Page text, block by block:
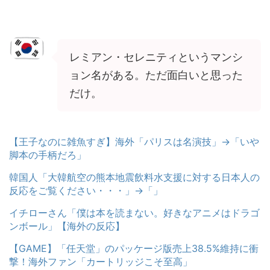
レミアン・セレニティというマンシ
ョン名がある。ただ面白いと思った
だけ。
【王子なのに雑魚すぎ】海外「パリスは名演技」→「いや
脚本の手柄だろ」
韓国人「大韓航空の熊本地震飲料水支援に対する日本人の
反応をご覧ください・・・」→「」
イチローさん「僕は本を読まない。好きなアニメはドラゴ
ンボール」【海外の反応】
【GAME】「任天堂」のパッケージ版売上38.5%維持に衝
撃！海外ファン「カートリッジこそ至高」